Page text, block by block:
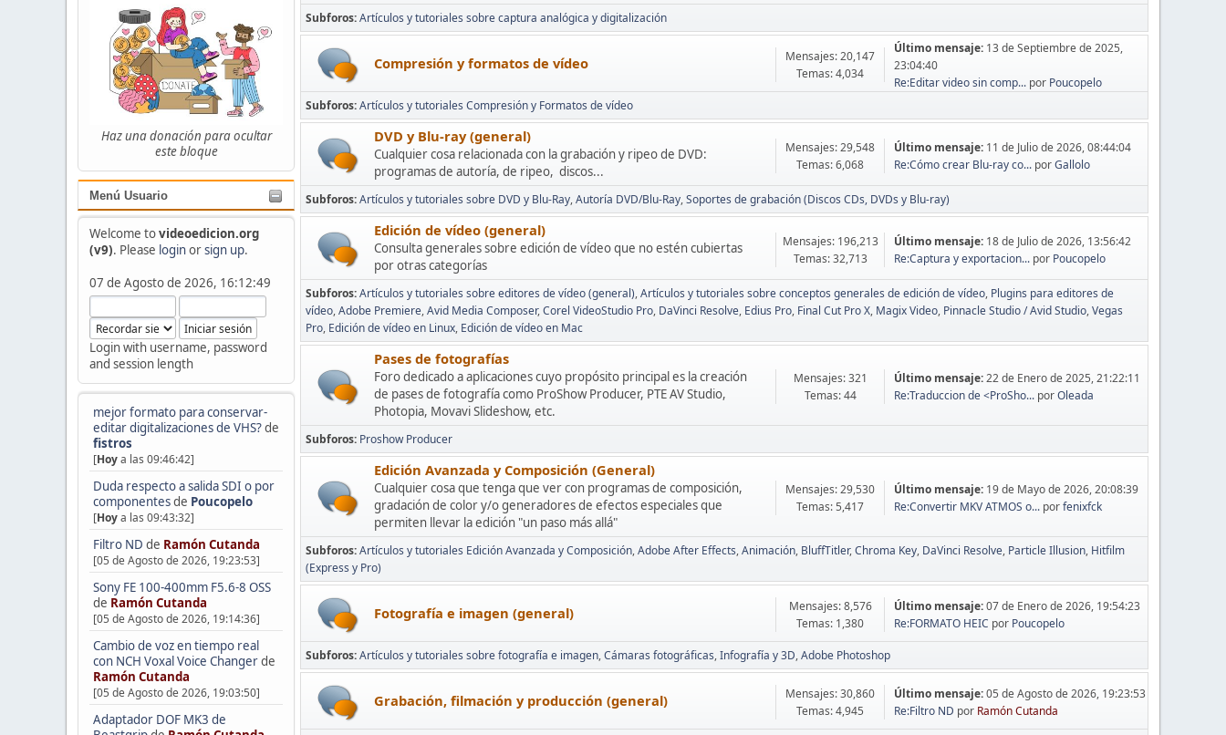
Haz una donación para ocultar
este bloque
Menú Usuario
Welcome tovideoedicion.org
(v9). Please loginorsign up.
07 de Agosto de 2026, 16:12:49
Login with username, password
and session length
mejor formato para conservar-
editar digitalizaciones de VHS?de
fistros
[Hoya las 09:46:42]
Duda respecto a salida SDI o por
componentesde Poucopelo
[Hoya las 09:43:32]
Filtro ND de Ramón Cutanda
[05 de Agosto de 2026, 19:23:53]
Sony FE 100-400mm F5.6-8 OSS
de Ramón Cutanda
[05 de Agosto de 2026, 19:14:36]
Cambio de voz en tiempo real
con NCH Voxal Voice Changerde
Ramón Cutanda
[05 de Agosto de 2026, 19:03:50]
Adaptador DOF MK3 de
Subforos Artículos y tutoriales sobre captura analógica y digitalización
Compresión y formatos de vídeo
Mensajes: 20,147
Temas: 4,034
Último mensaje: 13 de Septiembre de 2025,
23:04:40
Re:Editar video sin comp...por Poucopelo
Subforos Artículos y tutoriales Compresión y Formatos de vídeo
DVD y Blu-ray (general)
Cualquier cosa relacionada con la grabación y ripeo de DVD:
programas de autoría, de ripeo, discos...
Mensajes: 29,548
Temas: 6,068
Último mensaje: 11 de Julio de 2026, 08:44:04
Re:Cómo crear Blu-ray co...porGallolo
Subforos Artículos y tutoriales sobre DVD y Blu-Ray Autoría DVD/Blu-Ray Soportes de grabación (Discos CDs, DVDs y Blu-ray)
Edición de vídeo (general)
Consulta generales sobre edición de vídeo que no estén cubiertas
por otras categorías
Mensajes: 196,213
Temas: 32,713
Último mensaje: 18 de Julio de 2026, 13:56:42
Re:Captura y exportacion...por Poucopelo
Subforos Artículos y tutoriales sobre editores de vídeo (general) Artículos y tutoriales sobre conceptos generales de edición de vídeo Plugins para editores de
vídeo Adobe Premiere Avid Media Composer Corel VideoStudio Pro DaVinci Resolve Edius Pro Final Cut Pro X Magix Video Pinnacle Studio / Avid Studio Vegas
Pro Edición de vídeo en Linux Edición de vídeo en Mac
Pases de fotografías
Foro dedicado a aplicaciones cuyo propósito principal es la creación
de pases de fotografía como ProShow Producer, PTE AV Studio,
Photopia, Movavi Slideshow, etc.
Mensajes: 321
Temas: 44
Último mensaje:22 de Enero de 2025, 21:22:11
Re:Traduccion de <ProSho...porOleada
Subforos Proshow Producer
Edición Avanzada y Composición (General)
Cualquier cosa que tenga que ver con programas de composición,
gradación de color y/o generadores de efectos especiales que
permiten llevar la edición "un paso más allá"
Mensajes: 29,530
Temas: 5,417
Último mensaje: 19 de Mayo de 2026, 20:08:39
Re:Convertir MKV ATMOS o...porfenixfck
Subforos Artículos y tutoriales Edición Avanzada y Composición Adobe After Effects Animación BluffTitler Chroma Key DaVinci Resolve Particle Illusion Hitfilm
(Express y Pro)
Fotografía e imagen (general)
Mensajes: 8,576
Temas: 1,380
Último mensaje:07 de Enero de 2026, 19:54:23
Re:FORMATO HEIC por Poucopelo
Subforos Artículos y tutoriales sobre fotografía e imagen Cámaras fotográficas Infografía y 3D Adobe Photoshop
Grabación, filmación y producción (general)
Mensajes: 30,860
Temas: 4,945
Último mensaje:05 de Agosto de 2026, 19:23:53
Re:Filtro ND por Ramón Cutanda